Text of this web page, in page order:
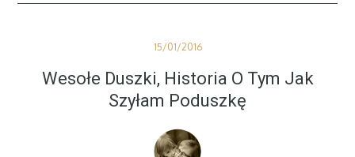
Posted
15/01/2016
Wesołe Duszki, Historia O Tym Jak
Szyłam Poduszkę